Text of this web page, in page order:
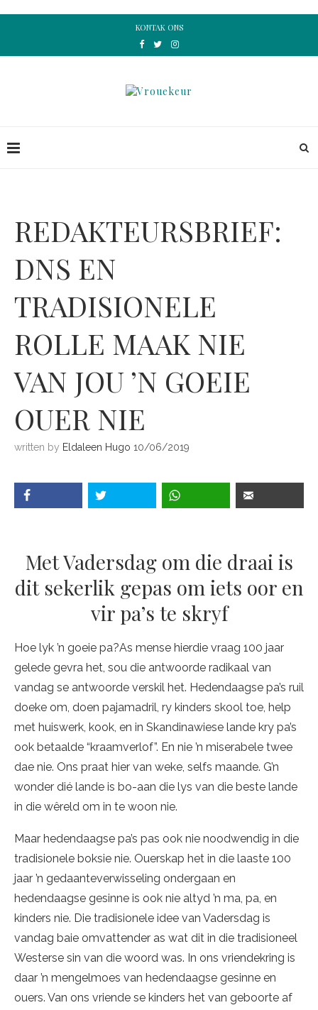
KONTAK ONS
REDAKTEURSBRIEF:
DNS EN
TRADISIONELE
ROLLE MAAK NIE
VAN JOU ’N GOEIE
OUER NIE
written by Eldaleen Hugo 10/06/2019
Met Vadersdag om die draai is
dit sekerlik gepas om iets oor en
vir pa’s te skryf
Hoe lyk ’n goeie pa?As mense hierdie vraag 100 jaar
gelede gevra het, sou die antwoorde radikaal van
vandag se antwoorde verskil het. Hedendaagse pa’s ruil
doeke om, doen pajamadril, ry kinders skool toe, help
met huiswerk, kook, en in Skandinawiese lande kry pa’s
ook betaalde “kraamverlof”. En nie ’n miserabele twee
dae nie. Ons praat hier van weke, selfs maande. G’n
wonder dié lande is bo-aan die lys van die beste lande
in die wêreld om in te woon nie.
Maar hedendaagse pa’s pas ook nie noodwendig in die
tradisionele boksie nie. Ouerskap het in die laaste 100
jaar ’n gedaanteverwisseling ondergaan en
hedendaagse gesinne is ook nie altyd ’n ma, pa, en
kinders nie. Die tradisionele idee van Vadersdag is
vandag baie omvattender as wat dit in die tradisioneel
Westerse sin van die woord was. In ons vriendekring is
daar ’n mengelmoes van hedendaagse gesinne en
ouers. Van ons vriende se kinders het van geboorte af